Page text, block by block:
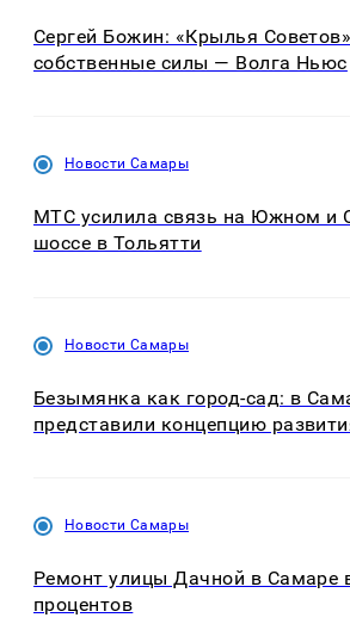
Сергей Божин: «Крылья
собственные силы — Волга Ньюс
Новости Самары
МТС усилила связь на Южном и
шоссе в Тольятти
Новости Самары
Безымянка как город-сад: в
представили концепцию
Новости Самары
Ремонт улицы Дачной в Самаре
процентов